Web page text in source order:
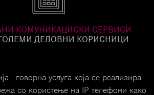
КОМУНИКАЦИСКИ СЕРВИСИ
ДЕЛОВНИ КОРИСНИЦИ
–говорна услуга која се реализира
со користење на IP телефони како